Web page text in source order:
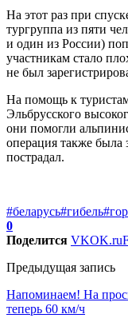
На этот раз при
тургруппа из пяти
и один из России)
участникам стало
не был
На помощь к
Эльбрусского
они помогли
операция также была
пострадал.
#беларусь#гибель
0
Поделится VKOK.ru
Предыдущая запись
Напоминаем! На
теперь 60 км/ч